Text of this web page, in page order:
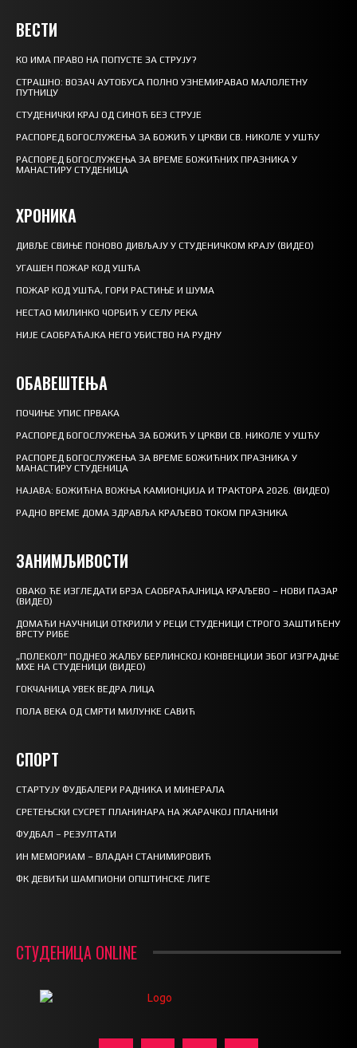
ВЕСТИ
КО ИМА ПРАВО НА ПОПУСТЕ ЗА СТРУЈУ?
СТРАШНО: ВОЗАЧ АУТОБУСА ПОЛНО УЗНЕМИРАВАО МАЛОЛЕТНУ
ПУТНИЦУ
СТУДЕНИЧКИ КРАЈ ОД СИНОЋ БЕЗ СТРУЈЕ
РАСПОРЕД БОГОСЛУЖЕЊА ЗА БОЖИЋ У ЦРКВИ СВ. НИКОЛЕ У УШЋУ
РАСПОРЕД БОГОСЛУЖЕЊА ЗА ВРЕМЕ БОЖИЋНИХ ПРАЗНИКА У
МАНАСТИРУ СТУДЕНИЦА
ХРОНИКА
ДИВЉЕ СВИЊЕ ПОНОВО ДИВЉАЈУ У СТУДЕНИЧКОМ КРАЈУ (ВИДЕО)
УГАШЕН ПОЖАР КОД УШЋА
ПОЖАР КОД УШЋА, ГОРИ РАСТИЊЕ И ШУМА
НЕСТАО МИЛИНКО ЧОРБИЋ У СЕЛУ РЕКА
НИЈЕ САОБРАЋАЈКА НЕГО УБИСТВО НА РУДНУ
ОБАВЕШТЕЊА
ПОЧИЊЕ УПИС ПРВАКА
РАСПОРЕД БОГОСЛУЖЕЊА ЗА БОЖИЋ У ЦРКВИ СВ. НИКОЛЕ У УШЋУ
РАСПОРЕД БОГОСЛУЖЕЊА ЗА ВРЕМЕ БОЖИЋНИХ ПРАЗНИКА У
МАНАСТИРУ СТУДЕНИЦА
НАЈАВА: БОЖИЋНА ВОЖЊА КАМИОНЏИЈА И ТРАКТОРА 2026. (ВИДЕО)
РАДНО ВРЕМЕ ДОМА ЗДРАВЉА КРАЉЕВО ТОКОМ ПРАЗНИКА
ЗАНИМЉИВОСТИ
ОВАКО ЋЕ ИЗГЛЕДАТИ БРЗА САОБРАЋАЈНИЦА КРАЉЕВО – НОВИ ПАЗАР
(ВИДЕО)
ДОМАЋИ НАУЧНИЦИ ОТКРИЛИ У РЕЦИ СТУДЕНИЦИ СТРОГО ЗАШТИЋЕНУ
ВРСТУ РИБЕ
„ПОЛЕКОЛ“ ПОДНЕО ЖАЛБУ БЕРЛИНСКОЈ КОНВЕНЦИЈИ ЗБОГ ИЗГРАДЊЕ
МХЕ НА СТУДЕНИЦИ (ВИДЕО)
ГОКЧАНИЦА УВЕК ВЕДРА ЛИЦА
ПОЛА ВЕКА ОД СМРТИ МИЛУНКЕ САВИЋ
СПОРТ
СТАРТУЈУ ФУДБАЛЕРИ РАДНИКА И МИНЕРАЛА
СРЕТЕЊСКИ СУСРЕТ ПЛАНИНАРА НА ЖАРАЧКОЈ ПЛАНИНИ
ФУДБАЛ – РЕЗУЛТАТИ
ИН МЕМОРИАМ – ВЛАДАН СТАНИМИРОВИЋ
ФК ДЕВИЋИ ШАМПИОНИ ОПШТИНСКЕ ЛИГЕ
СТУДЕНИЦА ONLINE